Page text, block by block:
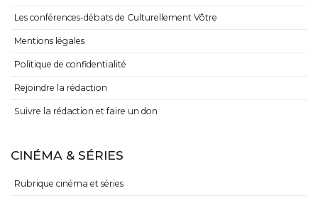
Les conférences-débats de Culturellement Vôtre
Mentions légales
Politique de confidentialité
Rejoindre la rédaction
Suivre la rédaction et faire un don
CINÉMA & SÉRIES
Rubrique cinéma et séries